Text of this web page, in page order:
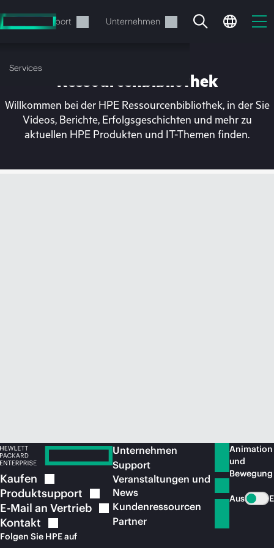
Hauptinhalt
wechseln
Support Unternehmen
Services
Ihr Warenkorb ist aktuell
Ressourcenbibliothek
Willkommen bei der HPE Ressourcenbibliothek, in der Sie
Videos, Berichte, Erfolgsgeschichten und mehr zu
aktuellen HPE Produkten und IT-Themen finden.
Kaufen
Produktsupport
E-Mail an Vertrieb
Kontakt
Folgen Sie HPE auf
Unternehmen
Support
Veranstaltungen und
News
Kundenressourcen
Partner
Animation
und
Bewegung
Aus